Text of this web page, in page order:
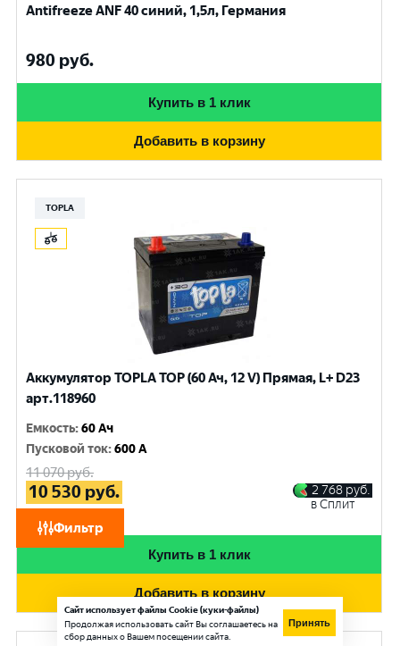
Фильтр
Antifreeze ANF 40 синий, 1,5л, Германия
980 руб.
Купить в 1 клик
Добавить в корзину
TOPLA
Аккумулятор TOPLA TOP (60 Ач, 12 V) Прямая, L+ D23
арт.118960
Емкость:60 Ач
Пусковой ток:600 A
11 070руб.
10 530 руб.
при обмене
2 768 руб.
в Сплит
Купить в 1 клик
Добавить в корзину
Сайт использует файлы Cookie (куки-файлы)
Продолжая использовать сайт Вы соглашаетесь на
сбор данных о Вашем посещении сайта.
Принять